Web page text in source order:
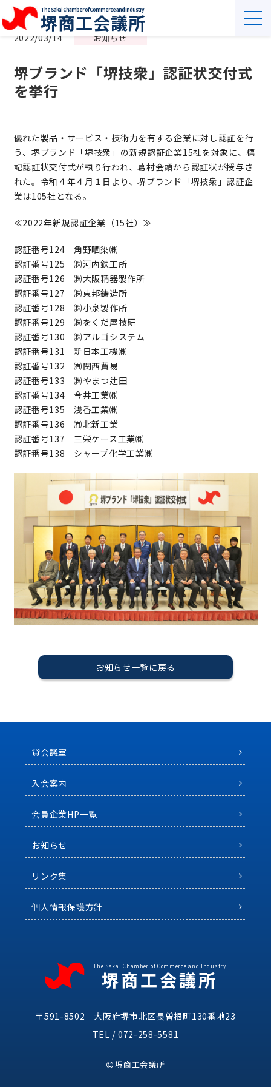
The Sakai Chamber of Commerce and Industry
堺商工会議所
2022/03/14 お知らせ
堺ブランド「堺技衆」認証状交付式
を挙行
優れた製品・サービス・技術力を有する企業に対し認証を行
う、堺ブランド「堺技衆」の新規認証企業15社を対象に、標
記認証状交付式が執り行われ、葛󠄀村会頭から認証状が授与さ
れた。令和４年４月１日より、堺ブランド「堺技衆」認証企
業は105社となる。
≪2022年新規認証企業（15社）≫
認証番号124 角野晒染㈱
認証番号125 ㈱河内鉄工所
認証番号126 ㈱大阪精器製作所
認証番号127 ㈱東邦鋳造所
認証番号128 ㈱小泉製作所
認証番号129 ㈱をくだ屋技研
認証番号130 ㈱アルゴシステム
認証番号131 新日本工機㈱
認証番号132 ㈲関西貿易
認証番号133 ㈱やまつ辻田
認証番号134 今井工業㈱
認証番号135 浅香工業㈱
認証番号136 ㈲北新工業
認証番号137 三栄ケース工業㈱
認証番号138 シャープ化学工業㈱
お知らせ一覧に戻る
貸会議室
入会案内
会員企業HP一覧
お知らせ
リンク集
個人情報保護方針
The Sakai Chamber of Commerce and Industry
堺商工会議所
〒591-8502 大阪府堺市北区長曽根町130番地23
TEL / 072-258-5581
堺商工会議所